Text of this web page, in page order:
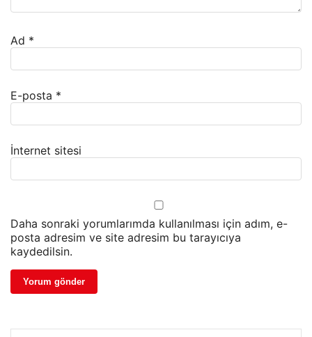
Ad *
E-posta *
İnternet sitesi
Daha sonraki yorumlarımda kullanılması için adım, e-
posta adresim ve site adresim bu tarayıcıya
kaydedilsin.